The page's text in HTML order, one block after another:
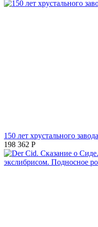
150 лет хрустального
198 362 Р